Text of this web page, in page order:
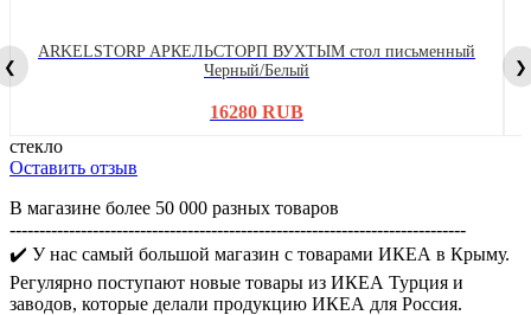
❮
ARKELSTORP АРКЕЛЬСТОРП ВУХТЫМ стол письменный
Черный/Белый
16280 RUB
❯
стекло
Оставить отзыв
В магазине более 50 000 разных товаров
-----------------------------------------------------------------------------
✔️ У нас самый большой магазин с товарами ИКЕА в Крыму.
Регулярно поступают новые товары из ИКЕА Турция и
заводов, которые делали продукцию ИКЕА для Россия.